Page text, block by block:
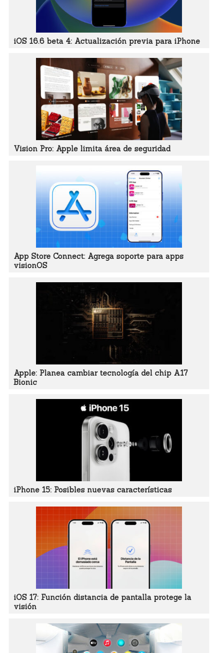
iOS 16.6 beta 4: Actualización previa para iPhone
Vision Pro: Apple limita área de seguridad
App Store Connect: Agrega soporte para apps
visionOS
Apple: Planea cambiar tecnología del chip A17
Bionic
iPhone 15: Posibles nuevas características
iOS 17: Función distancia de pantalla protege la
visión